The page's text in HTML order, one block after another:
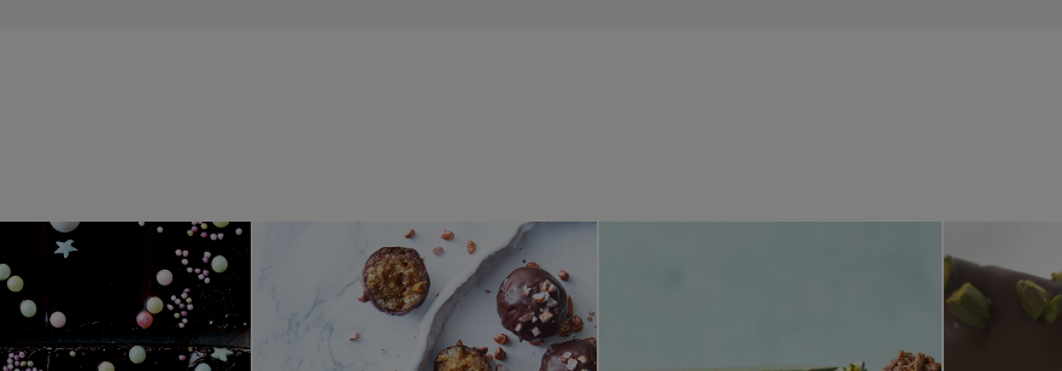
Marcipansnitter Marcipan figenkugler